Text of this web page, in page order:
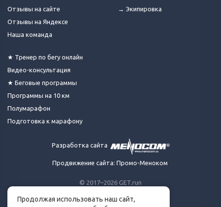
© 2017–2026 GET.run
Сделано с ❤ бегунами
Отзывы на сайте
Отзывы на Яндексе
Наша команда
★ Тренер по бегу онлайн
Видео-консультация
★ Беговые программы
Программы на 10 км
Полумарафон
Подготовка к марафону
→ Экипировка
Разработка сайта
Продвижение сайта: Промо-Меноком
Продолжая использовать наш сайт,